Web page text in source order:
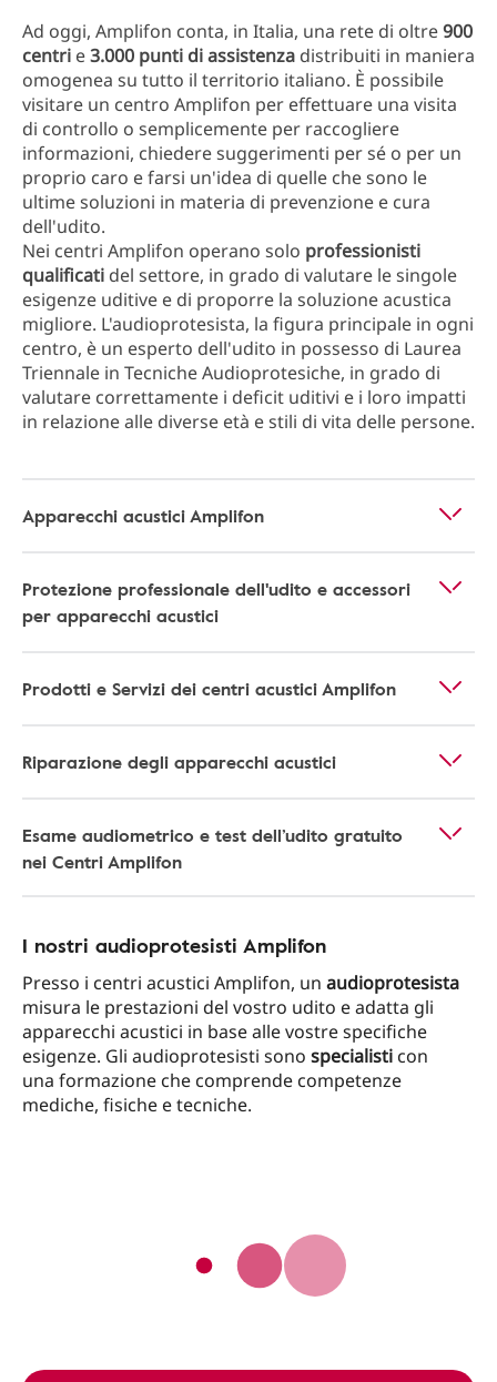
Ad oggi, Amplifon conta, in Italia, una rete di oltre900
centri e3.000 punti di assistenza distribuiti in maniera
omogenea su tutto il territorio italiano. È possibile
visitare un centro Amplifon per effettuare una visita
di controllo o semplicemente per raccogliere
informazioni, chiedere suggerimenti per sé o per un
proprio caro e farsi un'idea di quelle che sono le
ultime soluzioni in materia di prevenzione e cura
dell'udito.
Nei centri Amplifon operano solo professionisti
qualificati del settore, in grado di valutare le singole
esigenze uditive e di proporre la soluzione acustica
migliore. L'audioprotesista, la figura principale in ogni
centro, è un esperto dell'udito in possesso di Laurea
Triennale in Tecniche Audioprotesiche, in grado di
valutare correttamente i deficit uditivi e i loro impatti
in relazione alle diverse età e stili di vita delle persone.
Apparecchi acustici Amplifon
Protezione professionale dell'udito e accessori
per apparecchi acustici
Prodotti e Servizi dei centri acustici Amplifon
Riparazione degli apparecchi acustici
Esame audiometrico e test dell’udito gratuito
nei Centri Amplifon
I nostri audioprotesisti Amplifon
Presso i centri acustici Amplifon, un audioprotesista
misura le prestazioni del vostro udito e adatta gli
apparecchi acustici in base alle vostre specifiche
esigenze. Gli audioprotesisti sono specialisti con
una formazione che comprende competenze
mediche, fisiche e tecniche.